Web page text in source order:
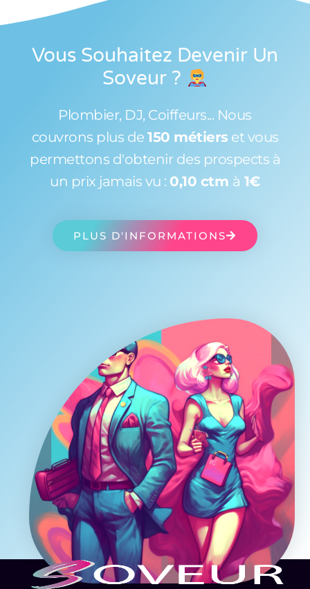
Vous Souhaitez Devenir Un
Soveur ?
Plombier, DJ, Coiffeurs... Nous
couvrons plus de 150 métiers et vous
permettons d'obtenir des prospects à
un prix jamais vu : 0,10 ctm à 1€
PLUS D'INFORMATIONS